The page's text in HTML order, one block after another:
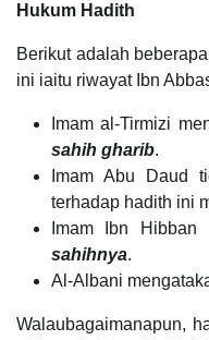
Hukum Hadith
Berikut adalah
ini iaitu riwayat Ibn
Imam al-Tirmizi
sahih gharib.
Imam Abu Daud
terhadap hadith ini
Imam Ibn
sahihnya.
Al-Albani
Walaubagaimanapun,